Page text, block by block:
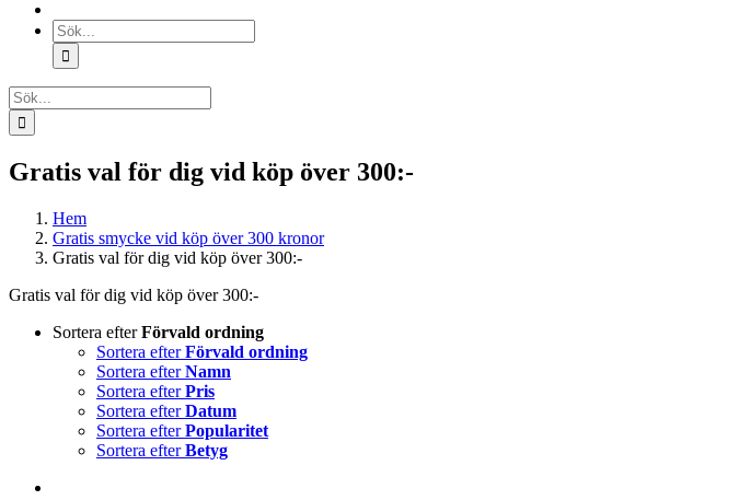
Sök
efter:
Sök
efter:
Gratis val för dig vid köp över 300:-
Hem
Gratis smycke vid köp över 300 kronor
Gratis val för dig vid köp över 300:-
Gratis val för dig vid köp över 300:-
Sortera efterFörvald ordning
Sortera efterFörvald ordning
Sortera efterNamn
Sortera efterPris
Sortera efterDatum
Sortera efterPopularitet
Sortera efterBetyg